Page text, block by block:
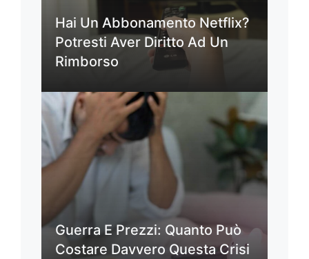
Hai Un Abbonamento Netflix?
Potresti Aver Diritto Ad Un
Rimborso
Guerra E Prezzi: Quanto Può
Costare Davvero Questa Crisi